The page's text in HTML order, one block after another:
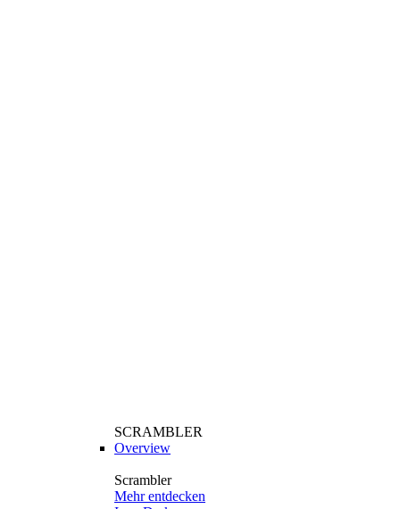
SCRAMBLER
Overview
Scrambler
Mehr entdecken